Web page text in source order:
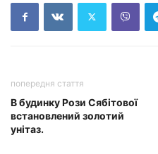
попередня стаття
В будинку Рози Сябітової
встановлений золотий
унітаз.